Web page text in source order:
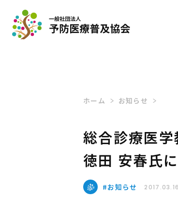
ホーム お知らせ
総合診療医
徳田 安春氏
お知らせ 2017.03.16